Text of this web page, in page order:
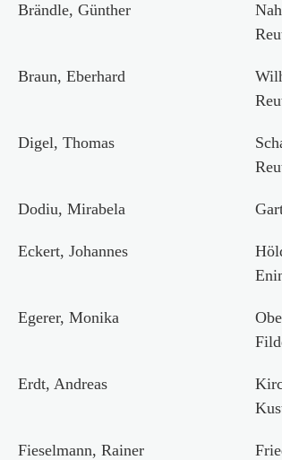
Brändle, Günther
Braun, Eberhard
Digel, Thomas
Dodiu, Mirabela
Eckert, Johannes
Egerer, Monika
Erdt, Andreas
Fieselmann, Rainer